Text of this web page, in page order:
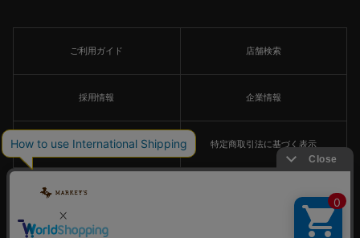
ご利用ガイド 店舗検索
採用情報 企業情報
個人情報保護方針 特定商取引法に基づく表示